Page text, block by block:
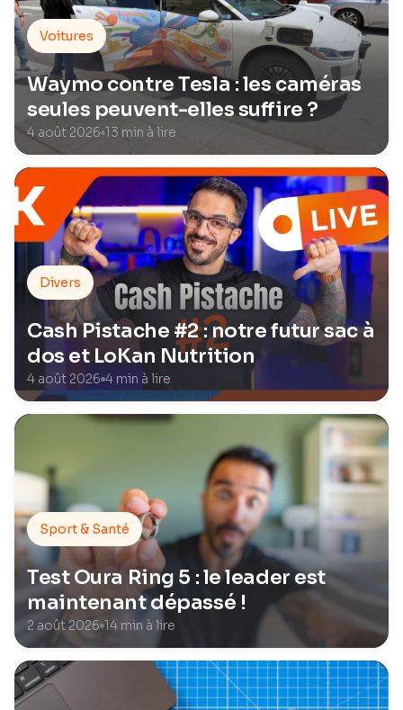
Voitures
Waymo contre Tesla : les caméras
seules peuvent-elles suffire ?
4 août 2026 13 min à lire
Divers
Cash Pistache #2 : notre futur sac à
dos et LoKan Nutrition
4 août 2026 4 min à lire
Sport & Santé
Test Oura Ring 5 : le leader est
maintenant dépassé !
2 août 2026 14 min à lire